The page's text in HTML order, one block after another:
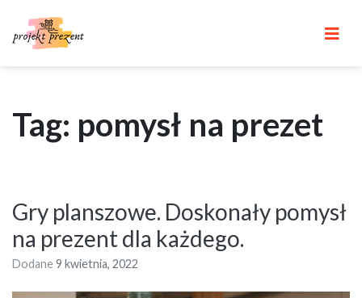
content
Tag: pomysł na prezet
Gry planszowe. Doskonały pomysł
na prezent dla każdego.
Dodane9 kwietnia, 2022